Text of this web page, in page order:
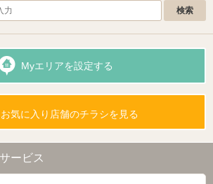
Myエリアを設定する
お気に入り店舗のチラシを見る
ービス